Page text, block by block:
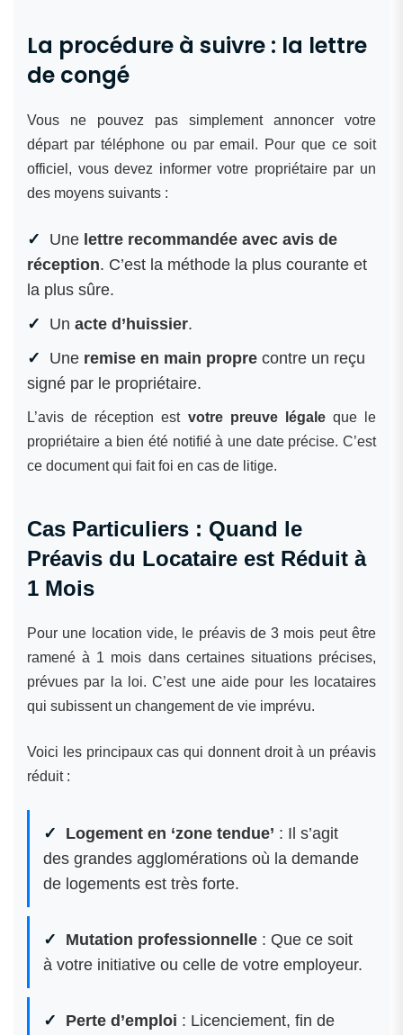
La procédure à suivre : la lettre
de congé
Vous ne pouvez pas simplement annoncer votre
départ par téléphone ou par email. Pour que ce soit
officiel, vous devez informer votre propriétaire par un
des moyens suivants :
Une lettre recommandée avec avis de
réception. C’est la méthode la plus courante et
la plus sûre.
Un acte d’huissier.
Une remise en main propre contre un reçu
signé par le propriétaire.
L’avis de réception est votre preuve légaleque le
propriétaire a bien été notifié à une date précise. C’est
ce document qui fait foi en cas de litige.
Cas Particuliers : Quand le
Préavis du Locataire est Réduit à
1 Mois
Pour une location vide, le préavis de 3 mois peut être
ramené à 1 mois dans certaines situations précises,
prévues par la loi. C’est une aide pour les locataires
qui subissent un changement de vie imprévu.
Voici les principaux cas qui donnent droit à un préavis
réduit :
Logement en ‘zone tendue’ : Il s’agit
des grandes agglomérations où la demande
de logements est très forte.
Mutation professionnelle : Que ce soit
à votre initiative ou celle de votre employeur.
Perte d’emploi : Licenciement, fin de